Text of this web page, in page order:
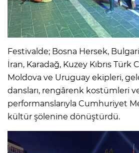
Festivalde; Bosna Hersek,
İran, Karadağ, Kuzey Kıbrıs Türk
Moldova ve Uruguay ekipleri,
dansları, rengârenk kostümleri
performanslarıyla Cumhuriyet
kültür şölenine dönüştürdü.